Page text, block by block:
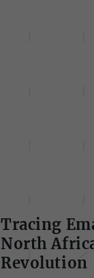
Tracing
North
Revolution